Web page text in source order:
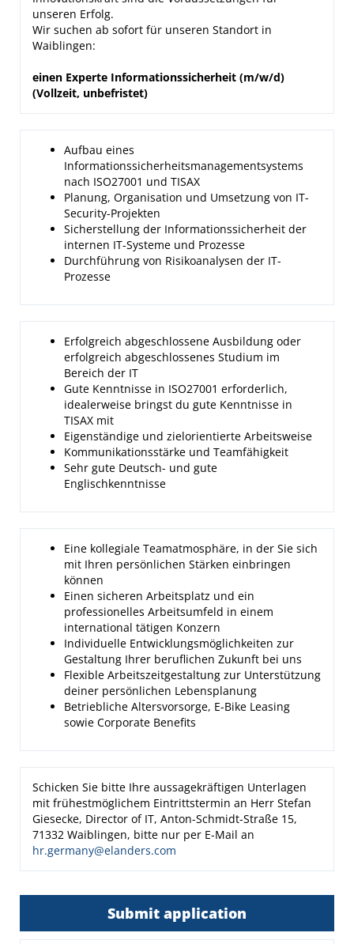
unseren Erfolg.
Wir suchen ab sofort für unseren Standort in
Waiblingen:
einen Experte Informationssicherheit (m/w/d)
(Vollzeit, unbefristet)
Aufbau eines
Informationssicherheitsmanagementsystems
nach ISO27001 und TISAX
Planung, Organisation und Umsetzung von IT-
Security-Projekten
Sicherstellung der Informationssicherheit der
internen IT-Systeme und Prozesse
Durchführung von Risikoanalysen der IT-
Prozesse
Erfolgreich abgeschlossene Ausbildung oder
erfolgreich abgeschlossenes Studium im
Bereich der IT
Gute Kenntnisse in ISO27001 erforderlich,
idealerweise bringst du gute Kenntnisse in
TISAX mit
Eigenständige und zielorientierte Arbeitsweise
Kommunikationsstärke und Teamfähigkeit
Sehr gute Deutsch- und gute
Englischkenntnisse
Eine kollegiale Teamatmosphäre, in der Sie sich
mit Ihren persönlichen Stärken einbringen
können
Einen sicheren Arbeitsplatz und ein
professionelles Arbeitsumfeld in einem
international tätigen Konzern
Individuelle Entwicklungsmöglichkeiten zur
Gestaltung Ihrer beruflichen Zukunft bei uns
Flexible Arbeitszeitgestaltung zur Unterstützung
deiner persönlichen Lebensplanung
Betriebliche Altersvorsorge, E-Bike Leasing
sowie Corporate Benefits
Schicken Sie bitte Ihre aussagekräftigen Unterlagen
mit frühestmöglichem Eintrittstermin an Herr Stefan
Giesecke, Director of IT, Anton-Schmidt-Straße 15,
71332 Waiblingen, bitte nur per E-Mail an
hr.germany@elanders.com
Submit application